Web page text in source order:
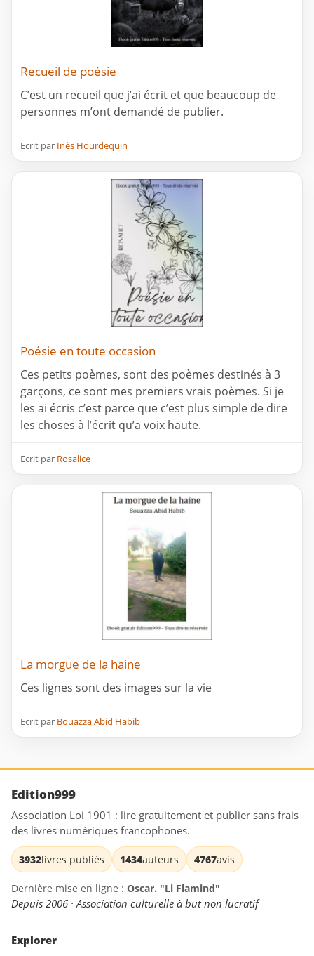
Recueil de poésie
C’est un recueil que j’ai écrit et que beaucoup de
personnes m’ont demandé de publier.
Ecrit par Inès Hourdequin
Poésie en toute occasion
Ces petits poèmes, sont des poèmes destinés à 3
garçons, ce sont mes premiers vrais poèmes. Si je
les ai écris c’est parce que c’est plus simple de dire
les choses à l’écrit qu’a voix haute.
Ecrit par Rosalice
La morgue de la haine
Ces lignes sont des images sur la vie
Ecrit par Bouazza Abid Habib
Edition999
Association Loi 1901 : lire gratuitement et publier sans frais
des livres numériques francophones.
3932livres publiés 1434auteurs 4767avis
Dernière mise en ligne : Oscar. "Li Flamind"
Depuis 2006 · Association culturelle à but non lucratif
Explorer